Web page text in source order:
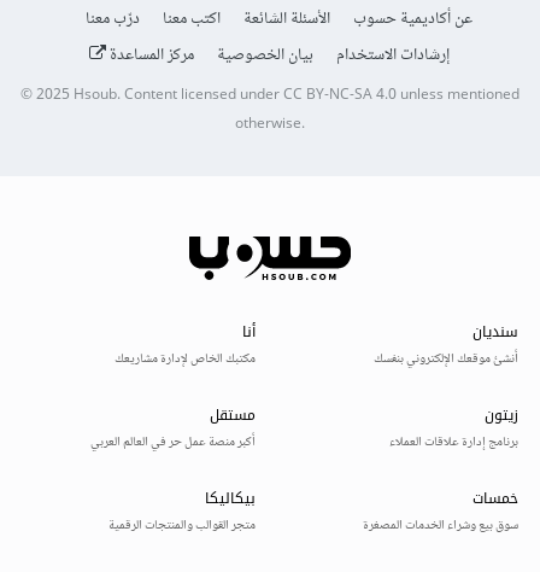
عن أكاديمية حسوب الأسئلة الشائعة اكتب معنا
درّب معنا
إرشادات الاستخدام
بيان الخصوصية مركز المساعدة
© 2025 Hsoub.Content licensed underCC BY-NC-SA 4.0unless mentioned
otherwise.